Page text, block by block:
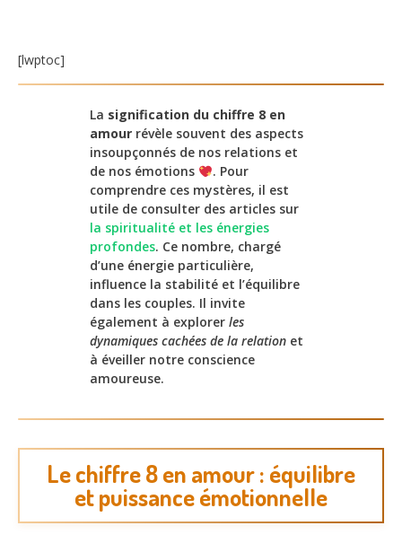
[lwptoc]
La signification du chiffre 8 en
amour révèle souvent des aspects
insoupçonnés de nos relations et
de nos émotions
. Pour
comprendre ces mystères, il est
utile de consulter des articles sur
la spiritualité et les énergies
profondes. Ce nombre, chargé
d’une énergie particulière,
influence la stabilité et l’équilibre
dans les couples. Il invite
également à explorer les
dynamiques cachées de la relation et
à éveiller notre conscience
amoureuse.
Le chiffre 8 en amour : équilibre
et puissance émotionnelle